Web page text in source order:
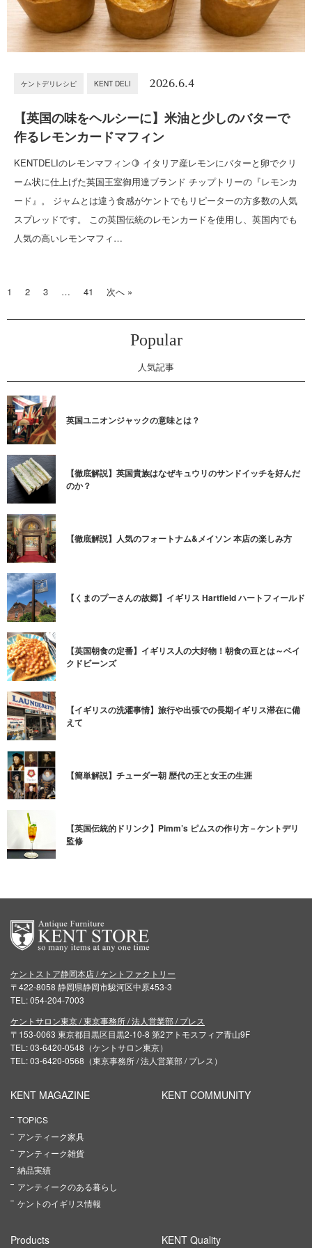
ケントデリレシピ KENT DELI 2026.6.4
【英国の味をヘルシーに】米油と少しのバターで
作るレモンカードマフィン
KENTDELIのレモンマフィン🍋 イタリア産レモンにバターと卵でクリ
ーム状に仕上げた英国王室御用達ブランド チップトリーの『レモンカ
ード』。 ジャムとは違う食感がケントでもリピーターの方多数の人気
スプレッドです。 この英国伝統のレモンカードを使用し、英国内でも
人気の高いレモンマフィ…
1 2 3 … 41 次へ »
Popular
人気記事
英国ユニオンジャックの意味とは？
【徹底解説】英国貴族はなぜキュウリのサンドイッチを好んだ
のか？
【徹底解説】人気のフォートナム&メイソン 本店の楽しみ方
【くまのプーさんの故郷】イギリス Hartfield ハートフィールド
【英国朝食の定番】イギリス人の大好物！朝食の豆とは～ベイ
クドビーンズ
【イギリスの洗濯事情】旅行や出張での長期イギリス滞在に備
えて
【簡単解説】チューダー朝 歴代の王と女王の生涯
【英国伝統的ドリンク】Pimm’s ピムスの作り方－ケントデリ
監修
ケントストア静岡本店 / ケントファクトリー
〒422-8058 静岡県静岡市駿河区中原453-3
TEL: 054-204-7003
ケントサロン東京 / 東京事務所 / 法人営業部 / プレス
〒153-0063 東京都目黒区目黒2-10-8 第2アトモスフィア青山9F
TEL: 03-6420-0548（ケントサロン東京）
TEL: 03-6420-0568（東京事務所 / 法人営業部 / プレス）
KENT MAGAZINE
TOPICS
アンティーク家具
アンティーク雑貨
納品実績
アンティークのある暮らし
ケントのイギリス情報
KENT COMMUNITY
Products KENT Quality